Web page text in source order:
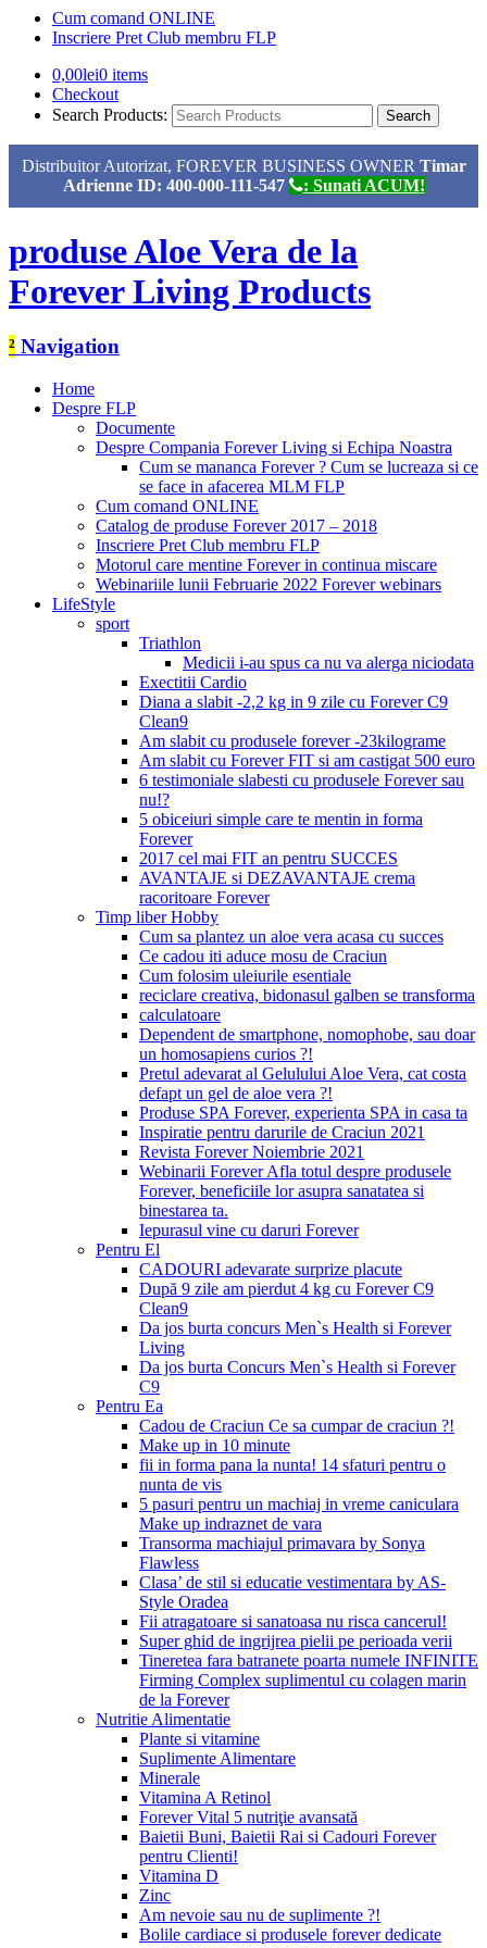
Cum comand ONLINE
Inscriere Pret Club membru FLP
0,00lei0 items
Checkout
Search Products:
Distribuitor Autorizat, FOREVER BUSINESS OWNER Timar
Adrienne ID: 400-000-111-547
: Sunati ACUM!
produse Aloe Vera de la
Forever Living Products
² Navigation
Home
Despre FLP
Documente
Despre Compania Forever Living si Echipa Noastra
Cum se mananca Forever ? Cum se lucreaza si ce
se face in afacerea MLM FLP
Cum comand ONLINE
Catalog de produse Forever 2017 – 2018
Inscriere Pret Club membru FLP
Motorul care mentine Forever in continua miscare
Webinariile lunii Februarie 2022 Forever webinars
LifeStyle
sport
Triathlon
Medicii i-au spus ca nu va alerga niciodata
Exectitii Cardio
Diana a slabit -2,2 kg in 9 zile cu Forever C9
Clean9
Am slabit cu produsele forever -23kilograme
Am slabit cu Forever FIT si am castigat 500 euro
6 testimoniale slabesti cu produsele Forever sau
nu!?
5 obiceiuri simple care te mentin in forma
Forever
2017 cel mai FIT an pentru SUCCES
AVANTAJE si DEZAVANTAJE crema
racoritoare Forever
Timp liber Hobby
Cum sa plantez un aloe vera acasa cu succes
Ce cadou iti aduce mosu de Craciun
Cum folosim uleiurile esentiale
reciclare creativa, bidonasul galben se transforma
calculatoare
Dependent de smartphone, nomophobe, sau doar
un homosapiens curios ?!
Pretul adevarat al Gelulului Aloe Vera, cat costa
defapt un gel de aloe vera ?!
Produse SPA Forever, experienta SPA in casa ta
Inspiratie pentru darurile de Craciun 2021
Revista Forever Noiembrie 2021
Webinarii Forever Afla totul despre produsele
Forever, beneficiile lor asupra sanatatea si
binestarea ta.
Iepurasul vine cu daruri Forever
Pentru El
CADOURI adevarate surprize placute
După 9 zile am pierdut 4 kg cu Forever C9
Clean9
Da jos burta concurs Men`s Health si Forever
Living
Da jos burta Concurs Men`s Health si Forever
C9
Pentru Ea
Cadou de Craciun Ce sa cumpar de craciun ?!
Make up in 10 minute
fii in forma pana la nunta! 14 sfaturi pentru o
nunta de vis
5 pasuri pentru un machiaj in vreme caniculara
Make up indraznet de vara
Transorma machiajul primavara by Sonya
Flawless
Clasa’ de stil si educatie vestimentara by AS-
Style Oradea
Fii atragatoare si sanatoasa nu risca cancerul!
Super ghid de ingrijrea pielii pe perioada verii
Tineretea fara batranete poarta numele INFINITE
Firming Complex suplimentul cu colagen marin
de la Forever
Nutritie Alimentatie
Plante si vitamine
Suplimente Alimentare
Minerale
Vitamina A Retinol
Forever Vital 5 nutriţie avansată
Baietii Buni, Baietii Rai si Cadouri Forever
pentru Clienti!
Vitamina D
Zinc
Am nevoie sau nu de suplimente ?!
Bolile cardiace si produsele forever dedicate